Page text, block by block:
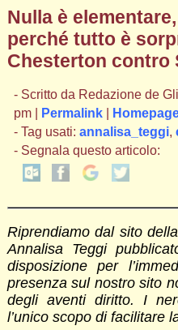
Nulla è
perché tutto è
Chesterton contro
- Scritto da Redazione de
pm |
Permalink|
- Tag usati: annalisa_teggi,
- Segnala questo articolo:
Riprendiamo dal sito
Annalisa Teggi
disposizione per
presenza sul nostro sito
degli aventi diritto. I
l’unico scopo di facilitare